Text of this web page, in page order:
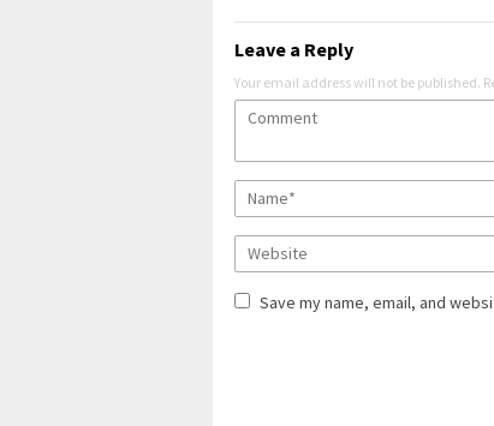
Leave a Reply
Your email address will not be published.
Save my name, email, and